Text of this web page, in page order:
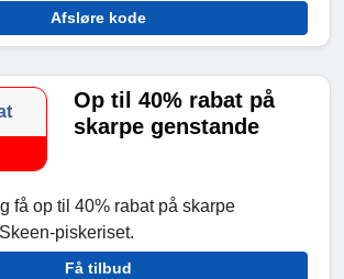
Afsløre kode
Op til 40% rabat på
skarpe genstande
få op til 40% rabat på skarpe
piskeriset.
Få tilbud